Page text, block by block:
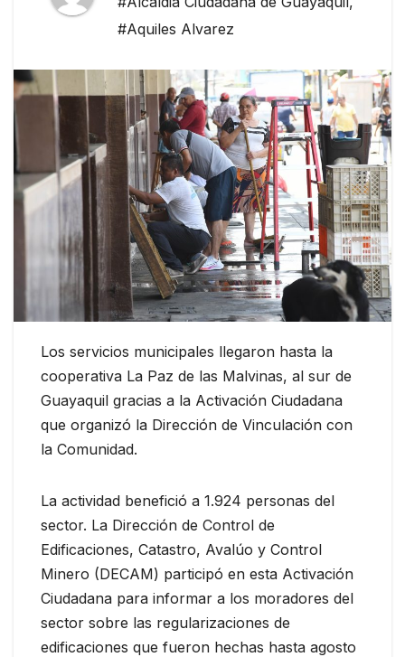
#Aquiles Alvarez
Los servicios municipales llegaron hasta la
cooperativa La Paz de las Malvinas, al sur de
Guayaquil gracias a la Activación Ciudadana
que organizó la Dirección de Vinculación con
la Comunidad.
La actividad benefició a 1.924 personas del
sector. La Dirección de Control de
Edificaciones, Catastro, Avalúo y Control
Minero (DECAM) participó en esta Activación
Ciudadana para informar a los moradores del
sector sobre las regularizaciones de
edificaciones que fueron hechas hasta agosto